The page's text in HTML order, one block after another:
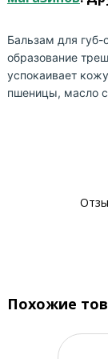
Бальзам для губ-
образование
успокаивает
пшеницы, масло
Похожие